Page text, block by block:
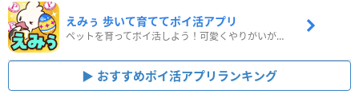
えみぅ 歩いて育ててポイ活アプリ
ペットを育ってポイ活しよう！可愛くやりがいがある新感覚アプリ
おすすめポイ活アプリランキング